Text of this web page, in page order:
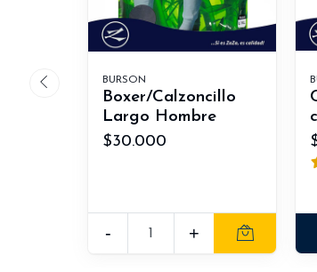
BURSON
Boxer/Calzoncillo
Largo Hombre
$30.000
- +